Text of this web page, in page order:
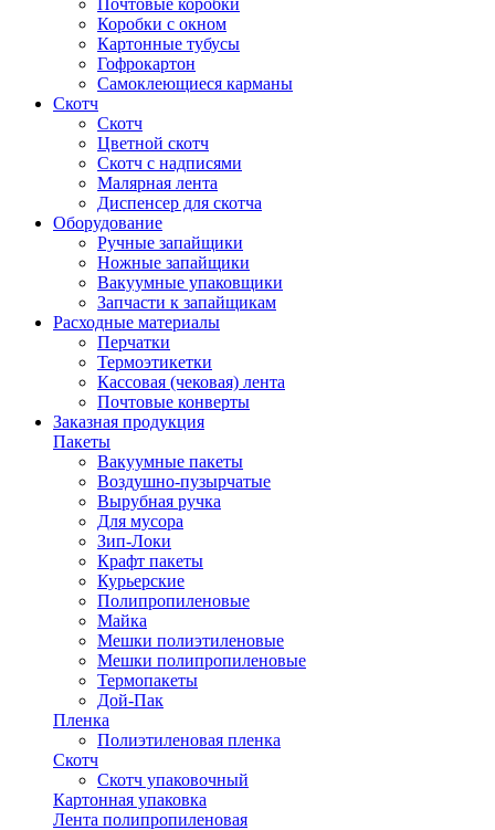
Коробки с окном
Картонные тубусы
Гофрокартон
Самоклеющиеся карманы
Скотч
Скотч
Цветной скотч
Скотч с надписями
Малярная лента
Диспенсер для скотча
Оборудование
Ручные запайщики
Ножные запайщики
Вакуумные упаковщики
Запчасти к запайщикам
Расходные материалы
Перчатки
Термоэтикетки
Кассовая (чековая) лента
Почтовые конверты
Заказная продукция
Пакеты
Вакуумные пакеты
Воздушно-пузырчатые
Вырубная ручка
Для мусора
Зип-Локи
Крафт пакеты
Курьерские
Полипропиленовые
Майка
Мешки полиэтиленовые
Мешки полипропиленовые
Термопакеты
Дой-Пак
Пленка
Полиэтиленовая пленка
Скотч
Скотч упаковочный
Картонная упаковка
Лента полипропиленовая